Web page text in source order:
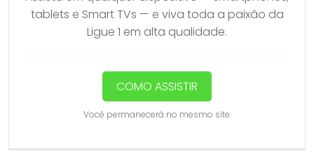
tablets e Smart TVs — e viva toda a paixão da
Ligue 1 em alta qualidade.
COMO ASSISTIR
Você permanecerá no mesmo site.